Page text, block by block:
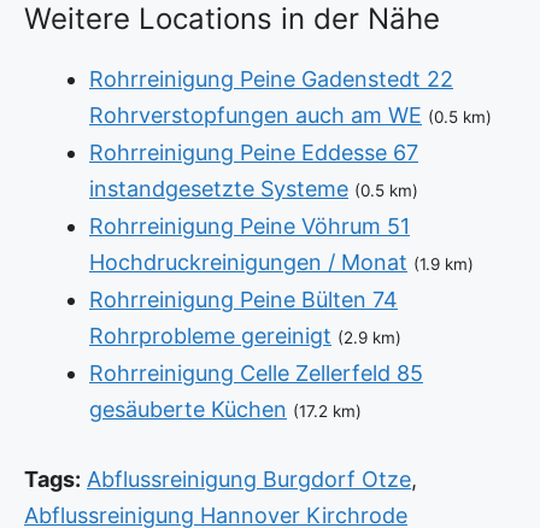
Weitere Locations in der Nähe
Rohrreinigung Peine Gadenstedt 22
Rohrverstopfungen auch am WE (0.5 km)
Rohrreinigung Peine Eddesse 67
instandgesetzte Systeme (0.5 km)
Rohrreinigung Peine Vöhrum 51
Hochdruckreinigungen / Monat (1.9 km)
Rohrreinigung Peine Bülten 74
Rohrprobleme gereinigt (2.9 km)
Rohrreinigung Celle Zellerfeld 85
gesäuberte Küchen (17.2 km)
Tags: Abflussreinigung Burgdorf Otze,
Abflussreinigung Hannover Kirchrode